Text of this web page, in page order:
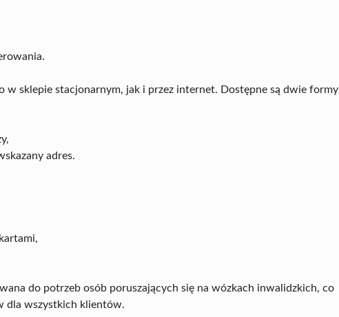
w sklepie stacjonarnym, jak i przez internet. Dostępne są dwie formy
adres.
do potrzeb osób poruszających się na wózkach inwalidzkich, co
dla wszystkich klientów.